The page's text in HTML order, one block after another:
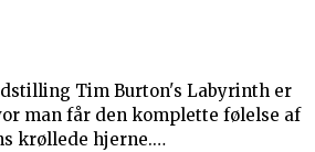
Tim Burton's Labyrinth er
man får den komplette følelse af
krøllede hjerne.…